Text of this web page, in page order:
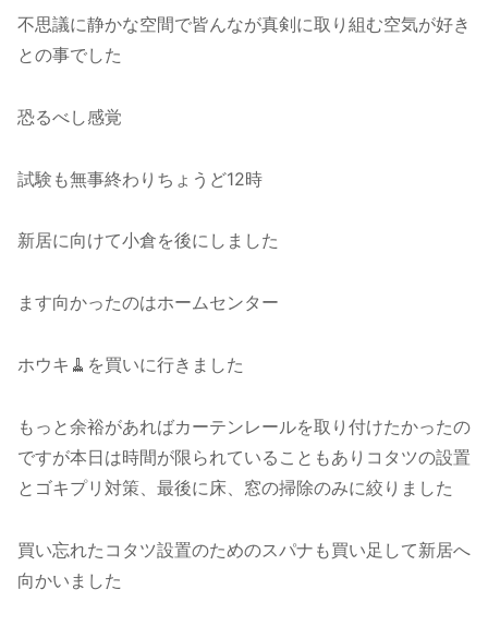
不思議に静かな空間で皆んなが真剣に取り組む空気が好き
との事でした
恐るべし感覚
試験も無事終わりちょうど12時
新居に向けて小倉を後にしました
ます向かったのはホームセンター
ホウキ🧹を買いに行きました
もっと余裕があればカーテンレールを取り付けたかったの
ですが本日は時間が限られていることもありコタツの設置
とゴキプリ対策、最後に床、窓の掃除のみに絞りました
買い忘れたコタツ設置のためのスパナも買い足して新居へ
向かいました